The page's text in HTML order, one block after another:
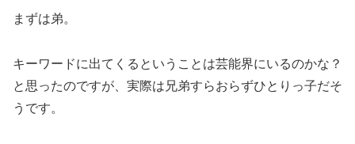
まずは弟。
キーワードに出てくるということは芸能界にいるのかな？
と思ったのですが、実際は兄弟すらおらずひとりっ子だそ
うです。